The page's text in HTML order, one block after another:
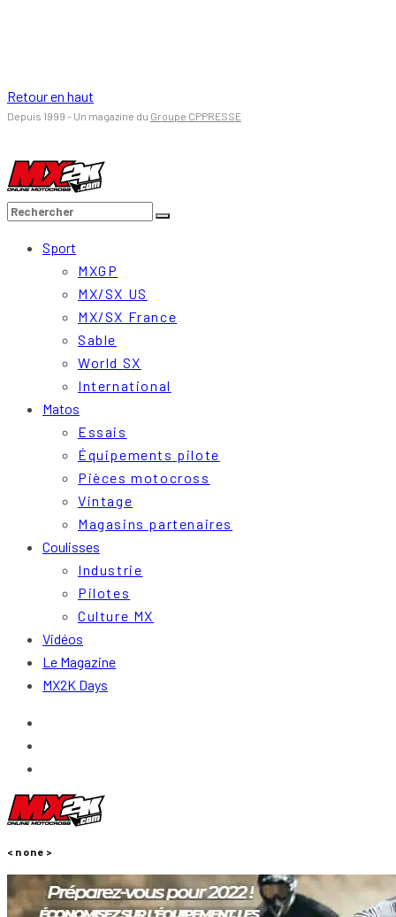
Retour en haut
Depuis 1999 - Un magazine du Groupe CPPRESSE
Sport
MXGP
MX/SX US
MX/SX France
Sable
World SX
International
Matos
Essais
Équipements pilote
Pièces motocross
Vintage
Magasins partenaires
Coulisses
Industrie
Pilotes
Culture MX
Vidéos
Le Magazine
MX2K Days
<none>